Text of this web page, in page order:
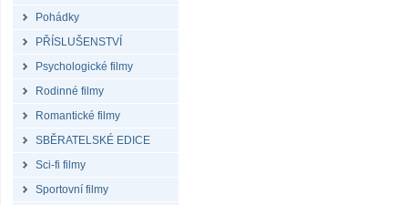
Pohádky
PŘÍSLUŠENSTVÍ
Psychologické filmy
Rodinné filmy
Romantické filmy
SBĚRATELSKÉ EDICE
Sci-fi filmy
Sportovní filmy